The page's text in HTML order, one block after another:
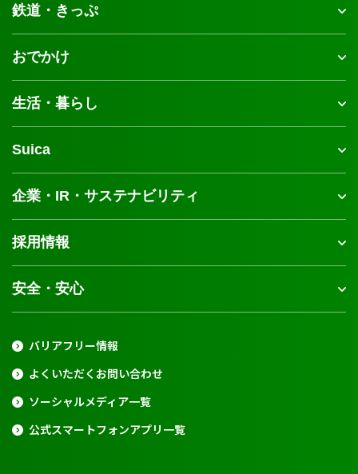
鉄道・きっぷ
おでかけ
生活・暮らし
Suica
企業・IR・サステナビリティ
採用情報
安全・安心
バリアフリー情報
よくいただくお問い合わせ
ソーシャルメディア一覧
公式スマートフォンアプリ一覧